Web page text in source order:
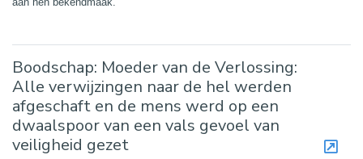
Boodschap: Moeder van de Verlossing:
Alle verwijzingen naar de hel werden
afgeschaft en de mens werd op een
dwaalspoor van een vals gevoel van
veiligheid gezet